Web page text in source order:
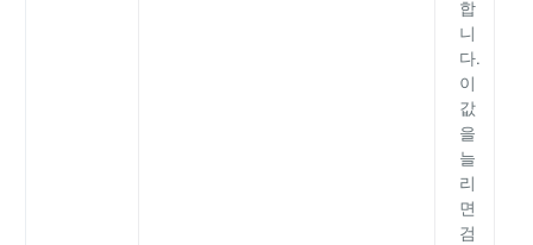
합
니
다.
이
값
을
늘
리
면
검